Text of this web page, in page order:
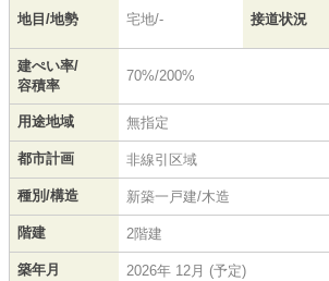
地目/地勢 宅地/- 接道状況
建ぺい率/
容積率
70%/200%
用途地域 無指定
都市計画 非線引区域
種別/構造 新築一戸建/木造
階建 2階建
築年月 2026年 12月 (予定)